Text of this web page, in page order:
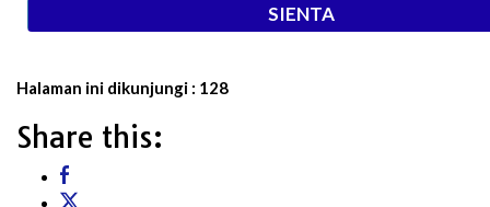
SIENTA
Halaman ini dikunjungi : 128
Share this: